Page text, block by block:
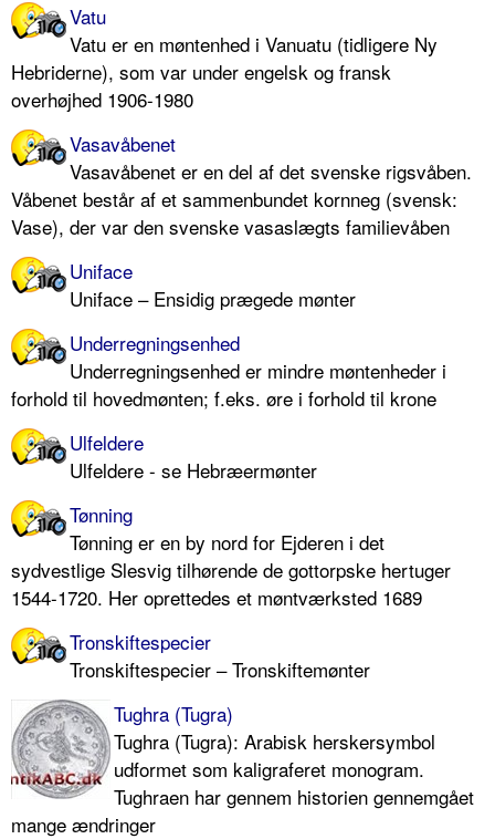
Vatu
Vatu er en møntenhed i Vanuatu (tidligere Ny
Hebriderne), som var under engelsk og fransk
overhøjhed 1906-1980
Vasavåbenet
Vasavåbenet er en del af det svenske rigsvåben.
Våbenet består af et sammenbundet kornneg (svensk:
Vase), der var den svenske vasaslægts familievåben
Uniface
Uniface – Ensidig prægede mønter
Underregningsenhed
Underregningsenhed er mindre møntenheder i
forhold til hovedmønten; f.eks. øre i forhold til krone
Ulfeldere
Ulfeldere - se Hebræermønter
Tønning
Tønning er en by nord for Ejderen i det
sydvestlige Slesvig tilhørende de gottorpske hertuger
1544-1720. Her oprettedes et møntværksted 1689
Tronskiftespecier
Tronskiftespecier – Tronskiftemønter
Tughra (Tugra)
Tughra (Tugra): Arabisk herskersymbol
udformet som kaligraferet monogram.
Tughraen har gennem historien gennemgået
mange ændringer